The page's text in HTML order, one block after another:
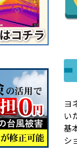
ヨ
い
基
シ